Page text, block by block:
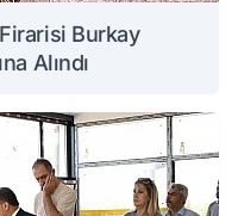
Burkay
Alındı